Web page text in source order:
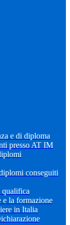
e di diploma
presso AT IM
conseguiti
qualifica
e la formazione
in Italia